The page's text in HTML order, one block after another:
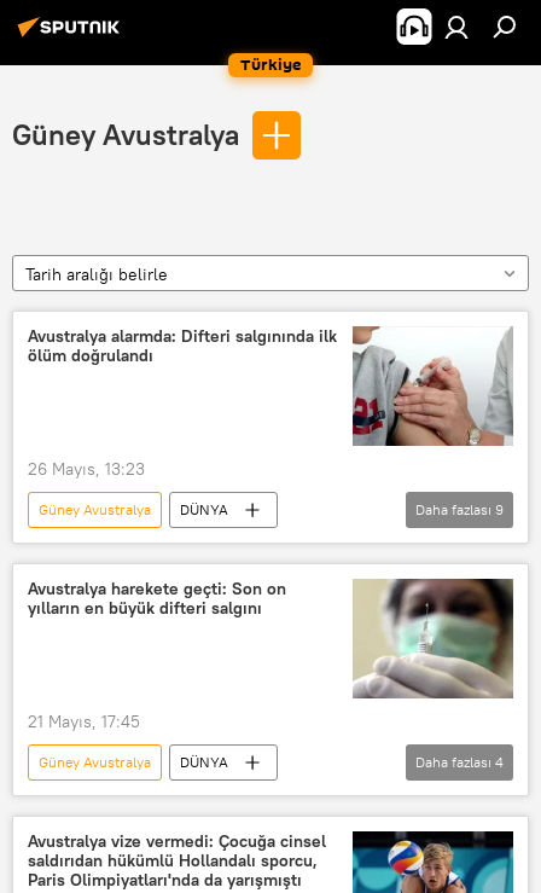
Türkiye
Güney Avustralya
Tarih aralığı belirle
Avustralya alarmda: Difteri salgınında ilk
ölüm doğrulandı
26 Mayıs, 13:23
Güney Avustralya
DÜNYA
Queensland
Darwin
Avustralya
Difteri
Salgın
Salgın hastalık
bulaşıcı hastalık
Daha fazlası 9
Avustralya harekete geçti: Son on
yılların en büyük difteri salgını
21 Mayıs, 17:45
Güney Avustralya
DÜNYA
Avustralya
Queensland
Difteri
Salgın
Daha fazlası 4
Avustralya vize vermedi: Çocuğa cinsel
saldırıdan hükümlü Hollandalı sporcu,
Paris Olimpiyatları'nda da yarışmıştı